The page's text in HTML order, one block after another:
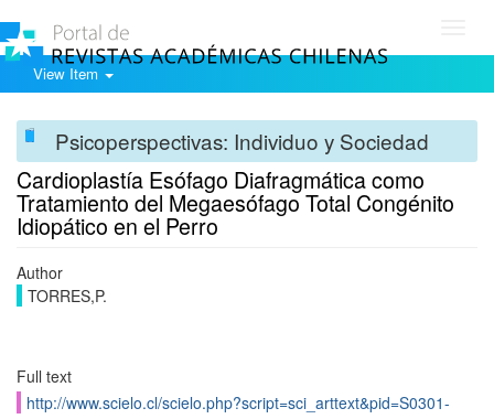
View Item
Psicoperspectivas: Individuo y Sociedad
Cardioplastía Esófago Diafragmática como
Tratamiento del Megaesófago Total Congénito
Idiopático en el Perro
Author
TORRES,P.
Full text
http://www.scielo.cl/scielo.php?script=sci_arttext&pid=S0301-